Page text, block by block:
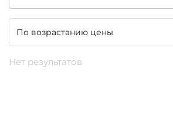
Нет результатов